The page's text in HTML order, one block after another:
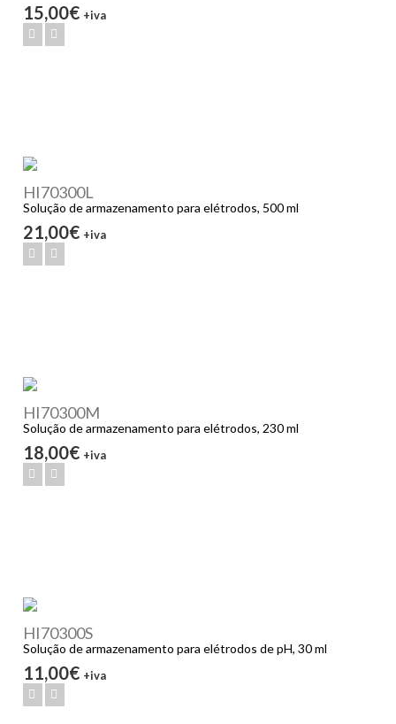
15,00€ +iva
HI70300L
Solução de armazenamento para elétrodos, 500 ml
21,00€ +iva
HI70300M
Solução de armazenamento para elétrodos, 230 ml
18,00€ +iva
HI70300S
Solução de armazenamento para elétrodos de pH, 30 ml
11,00€ +iva